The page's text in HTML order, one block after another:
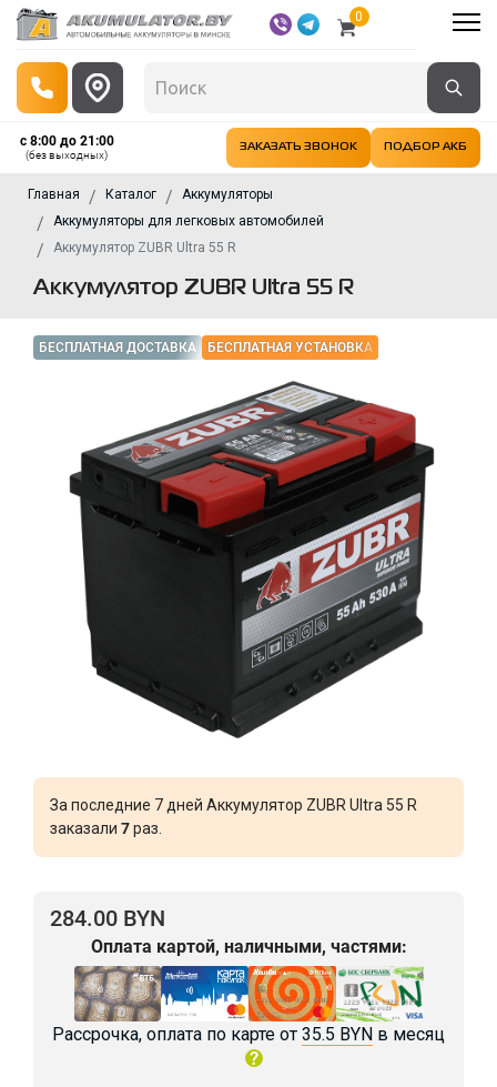
0
с 8:00 до 21:00
(без выходных)
ЗАКАЗАТЬ ЗВОНОК ПОДБОР АКБ
Главная Каталог
Аккумуляторы
Аккумуляторы для легковых автомобилей
Аккумулятор ZUBR Ultra 55 R
Аккумулятор ZUBR Ultra 55 R
БЕСПЛАТНАЯ ДОСТАВКА БЕСПЛАТНАЯ УСТАНОВКА
За последние 7 дней Аккумулятор ZUBR Ultra 55 R
заказали 7раз.
284.00 BYN
Оплата картой, наличными, частями:
Рассрочка, оплата по карте от 35.5 BYN в месяц